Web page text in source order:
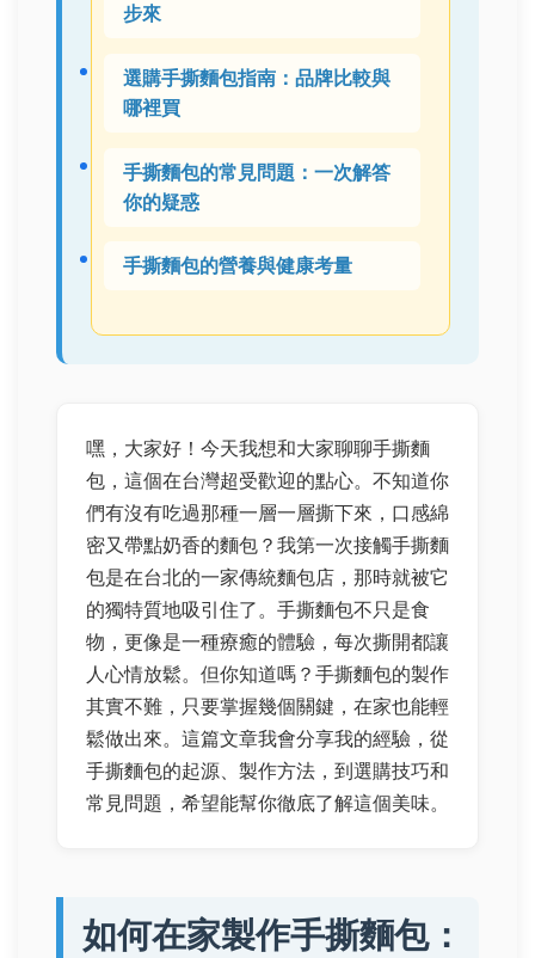
步來
選購手撕麵包指南：品牌比較與
哪裡買
手撕麵包的常見問題：一次解答
你的疑惑
手撕麵包的營養與健康考量
嘿，大家好！今天我想和大家聊聊手撕麵
包，這個在台灣超受歡迎的點心。不知道你
們有沒有吃過那種一層一層撕下來，口感綿
密又帶點奶香的麵包？我第一次接觸手撕麵
包是在台北的一家傳統麵包店，那時就被它
的獨特質地吸引住了。手撕麵包不只是食
物，更像是一種療癒的體驗，每次撕開都讓
人心情放鬆。但你知道嗎？手撕麵包的製作
其實不難，只要掌握幾個關鍵，在家也能輕
鬆做出來。這篇文章我會分享我的經驗，從
手撕麵包的起源、製作方法，到選購技巧和
常見問題，希望能幫你徹底了解這個美味。
如何在家製作手撕麵包：